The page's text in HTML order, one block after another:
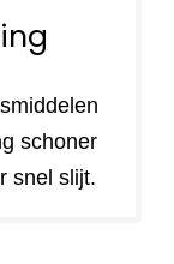
schoner
snel slijt.